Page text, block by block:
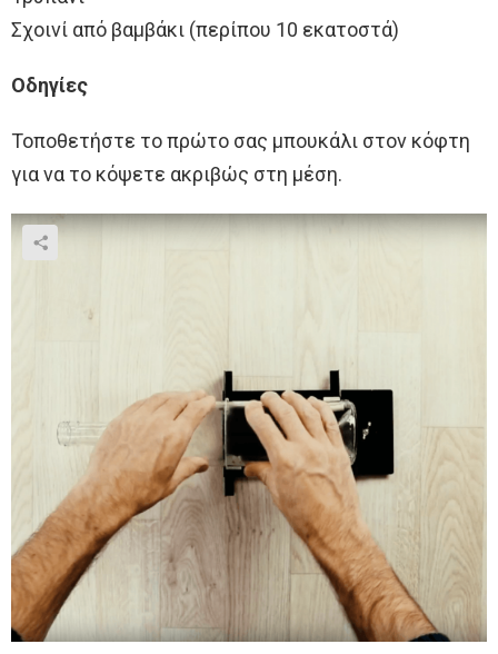
Σχοινί από βαμβάκι (περίπου 10 εκατοστά)
Οδηγίες
Τοποθετήστε το πρώτο σας μπουκάλι στον κόφτη
για να το κόψετε ακριβώς στη μέση.